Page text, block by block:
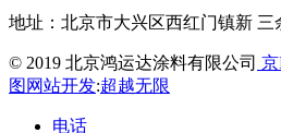
地址： 北京市大兴区西红门镇新 三
© 2019 北京鸿运达涂料有限公司 京
图 网站开发:超越无限
电话